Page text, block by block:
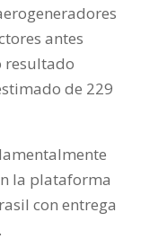
antes
resultado
de 229
la plataforma
con entrega